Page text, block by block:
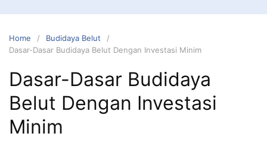
Home
Budidaya Belut
Dasar-Dasar Budidaya Belut Dengan Investasi Minim
Dasar-Dasar Budidaya
Belut Dengan Investasi
Minim